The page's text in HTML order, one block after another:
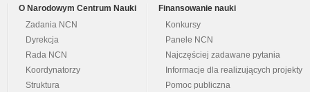
O Narodowym Centrum Nauki
Zadania NCN
Dyrekcja
Rada NCN
Koordynatorzy
Struktura
Finansowanie nauki
Konkursy
Panele NCN
Najczęściej zadawane pytania
Informacje dla realizujących projekty
Pomoc publiczna